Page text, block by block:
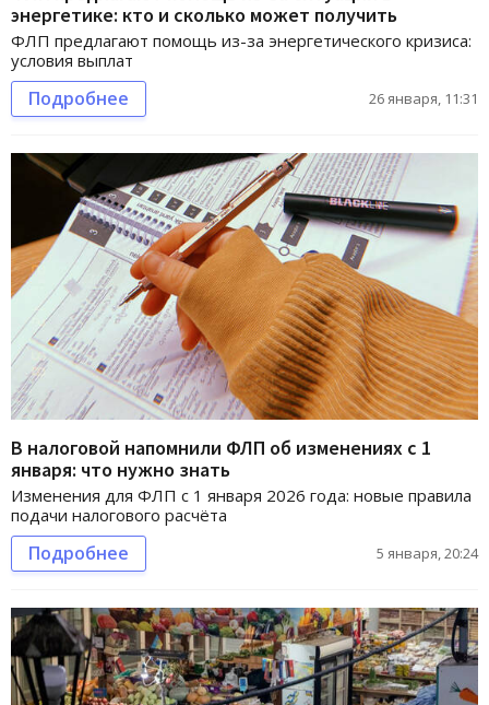
энергетике: кто и сколько может получить
ФЛП предлагают помощь из-за энергетического кризиса:
условия выплат
Подробнее 26 января, 11:31
В налоговой напомнили ФЛП об изменениях с 1
января: что нужно знать
Изменения для ФЛП с 1 января 2026 года: новые правила
подачи налогового расчёта
Подробнее 5 января, 20:24